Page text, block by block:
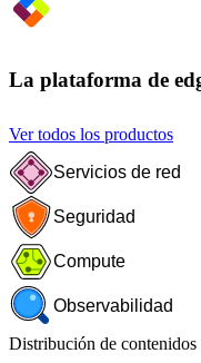
La plataforma de
Ver todos los productos
Servicios de red
Seguridad
Compute
Observabilidad
Distribución de